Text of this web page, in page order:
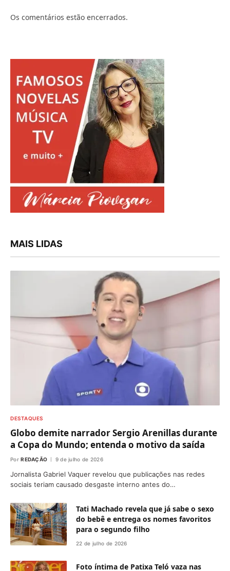
Os comentários estão encerrados.
MAIS LIDAS
DESTAQUES
Globo demite narrador Sergio Arenillas durante
a Copa do Mundo; entenda o motivo da saída
Por REDAÇÃO 9 de julho de 2026
Jornalista Gabriel Vaquer revelou que publicações nas redes
sociais teriam causado desgaste interno antes do…
Tati Machado revela que já sabe o sexo
do bebê e entrega os nomes favoritos
para o segundo filho
22 de julho de 2026
Foto íntima de Patixa Teló vaza nas